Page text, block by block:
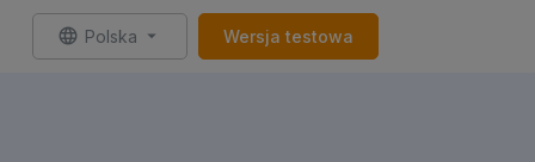
Wersja testowa
Polska